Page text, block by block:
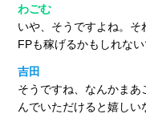
わごむ
いや、そうですよね。
FPも稼げるかもしれない
吉田
そうですね、なんかま
んでいただけると嬉しい